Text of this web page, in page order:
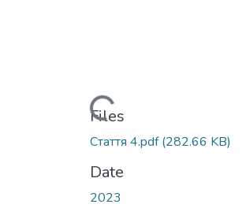
Loading...
Files
Стаття 4.pdf(282.66 KB)
Date
2023